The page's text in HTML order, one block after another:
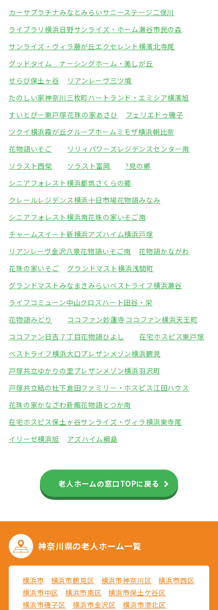
カーサプラチナみなとみらいサニーステージ二俣川
ライブラリ横浜日野サンライズ・ホーム瀬谷市民の森
サンライズ・ヴィラ藤が丘エクセレント横濱北寺尾
グッドタイム ナーシングホーム・美しが丘
せらび保土ヶ谷
リアンレーヴ三ツ境
たのしい家神奈川三枚町ハートランド・エミシア横濱旭
すいとぴー東戸塚花珠の家あさひ
フェリエドゥ磯子
ツクイ横浜霧が丘グループホーム ミモザ横浜朝比奈
花物語いそご
リリィパワーズレジデンスセンター南
ソラスト西柴
ソラスト富岡
?見の鄕
シニアフォレスト横浜都筑さくらの郷
クレールレジデンス横浜十日市場花物語みなみ
シニアフォレスト横浜南花珠の家いそご南
チャームスイート新横浜アズハイム横浜戸塚
リアンレーヴ金沢八景花物語いそご南
花物語かながわ
花珠の家いそご
グランドマスト横浜浅間町
グランドマストみなまきみらいベストライフ横浜瀬谷
ライフコミューン中山クロスハート田谷・栄
花物語みどり
ココファン妙蓮寺ココファン横浜天王町
ココファン日吉７丁目花物語ひよし
在宅ホスピス東戸塚
ベストライフ横浜大口プレザンメゾン横浜鶴見
戸塚共立ゆかりの里 プレザンメゾン横浜羽沢町
戸塚共立結の杜下倉田ファミリー・ホスピス江田ハウス
花珠の家かなざわ新館花物語とつか南
在宅ホスピス保土ヶ谷サンライズ・ヴィラ横浜東寺尾
イリーゼ横浜旭
アズハイム綱島
老人ホームの窓口TOPに戻る
神奈川県の老人ホーム一覧
横浜市 横浜市鶴見区 横浜市神奈川区
横浜市西区
横浜市中区
横浜市南区
横浜市保土ケ谷区
横浜市磯子区
横浜市金沢区
横浜市港北区